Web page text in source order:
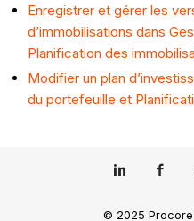
Enregistrer et gérer les
d’immobilisations dans
Planification des
Modifier un plan
du portefeuille et
© 2025 Procore